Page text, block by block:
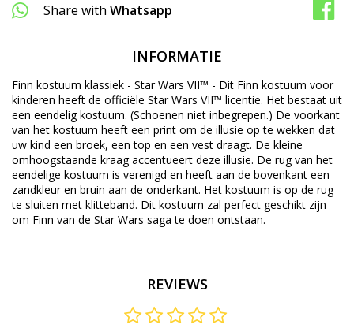
Share with Whatsapp
INFORMATIE
Finn kostuum klassiek - Star Wars VII™ - Dit Finn kostuum voor
kinderen heeft de officiële Star Wars VII™ licentie. Het bestaat uit
een eendelig kostuum. (Schoenen niet inbegrepen.) De voorkant
van het kostuum heeft een print om de illusie op te wekken dat
uw kind een broek, een top en een vest draagt. De kleine
omhoogstaande kraag accentueert deze illusie. De rug van het
eendelige kostuum is verenigd en heeft aan de bovenkant een
zandkleur en bruin aan de onderkant. Het kostuum is op de rug
te sluiten met klitteband. Dit kostuum zal perfect geschikt zijn
om Finn van de Star Wars saga te doen ontstaan.
REVIEWS